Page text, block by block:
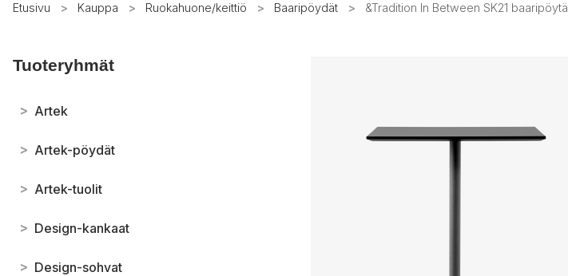
Etusivu > Kauppa > Ruokahuone/keittiö > Baaripöydät > &Tradition In Between SK21 baaripöytä
Tuoteryhmät
> Artek
> Artek-pöydät
> Artek-tuolit
> Design-kankaat
> Design-sohvat